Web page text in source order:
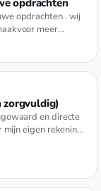
opdrachten
opdrachten.. wij
meer
zorgvuldig)
en directe
eigen rekening)